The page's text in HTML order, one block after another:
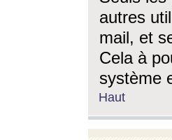
autres
mail, et
Cela à
système
Haut